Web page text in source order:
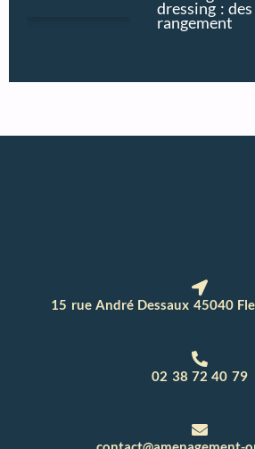
dressing :
rangement
15 rue André Dessaux 45040
02 38 72 40 79